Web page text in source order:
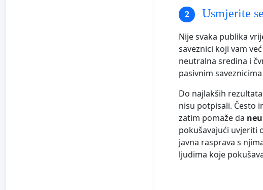
Usmjerite
Nije svaka publika
saveznici koji vam
neutralna sredina i
pasivnim
Do najlakših
nisu potpisali. Često
zatim pomaže da
pokušavajući uvjeriti
javna rasprava s
ljudima koje